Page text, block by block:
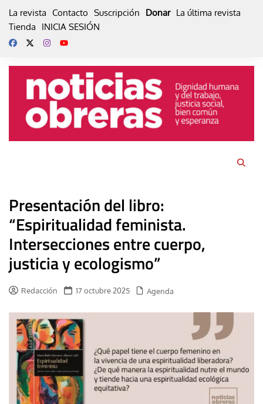
La revista Contacto Suscripción Donar La última revista
Tienda
INICIA SESIÓN
Presentación del libro:
“Espiritualidad feminista.
Intersecciones entre cuerpo,
justicia y ecologismo”
Redacción 17 octubre 2025 Agenda